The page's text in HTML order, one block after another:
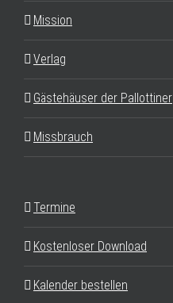
Mission
Verlag
Gästehäuser der Pallottiner
Missbrauch
Termine
Kostenloser Download
Kalender bestellen